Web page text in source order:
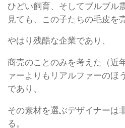
ひどい飼育、そしてブルブル
見ても、この子たちの毛皮を
やはり残酷な企業であり、
商売のことのみを考えた（近
ァーよりもリアルファーのほ
であり、
その素材を選ぶデザイナーは
る。